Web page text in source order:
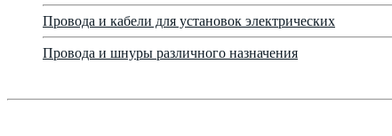
Провода и кабели для установок электрических
Провода и шнуры различного назначения